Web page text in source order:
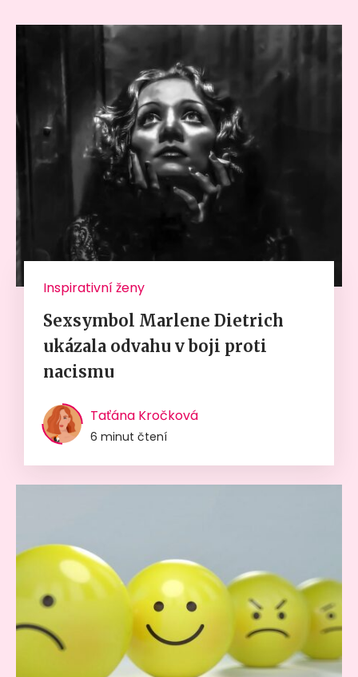
Inspirativní ženy
Sexsymbol Marlene Dietrich
ukázala odvahu v boji proti
nacismu
Taťána Kročková
6 minut čtení